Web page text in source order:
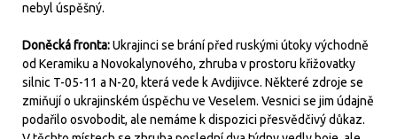
nebyl úspěšný.
Doněcká fronta:Ukrajinci se brání před ruskými útoky východně
od Keramiku a Novokalynového, zhruba v prostoru křižovatky
silnic T-05-11 a N-20, která vede k Avdijivce. Některé zdroje se
zmiňují o ukrajinském úspěchu ve Veselem. Vesnici se jim údajně
podařilo osvobodit, ale nemáme k dispozici přesvědčivý důkaz.